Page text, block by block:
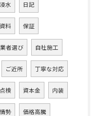
浸水 日記
資料 保証
業者選び 自社施工
ご近所 丁寧な対応
検 資本金 内装
勢 価格高騰